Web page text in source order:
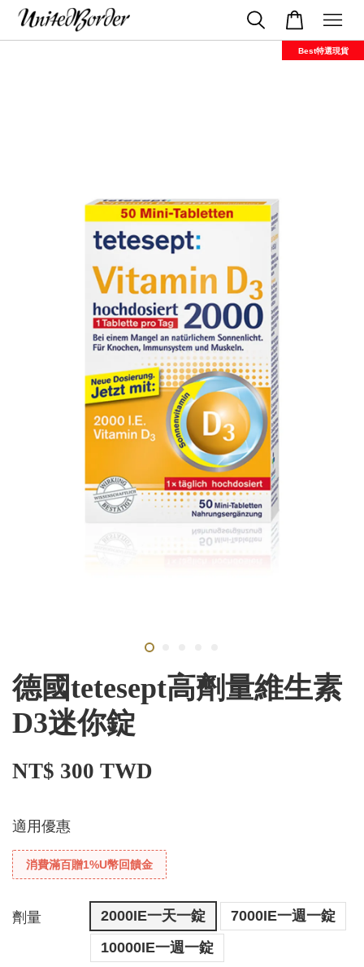
Best特選現貨
德國tetesept高劑量維生素
D3迷你錠
NT$ 300 TWD
適用優惠
消費滿百贈1%U幣回饋金
劑量 2000IE一天一錠
7000IE一週一錠
10000IE一週一錠